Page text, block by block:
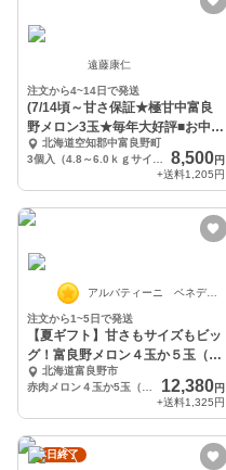
遠藤康仁
注文から4~14日で発送
(7/14頃～甘さ保証★極甘中富良
野メロン3玉★毎年大好評■お中元
やギフト利用可
北海道空知郡中富良野町
8,500円
+送料1,205円
アルバティーニ ベネディクト
注文から1~5日で発送
【夏ギフト】甘さもサイズもビッ
グ！富良野メロン４玉か５玉（８
k）とろける甘さ
北海道富良野市
12,380円
+送料1,325円
本日終了